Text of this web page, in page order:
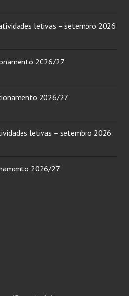
letivas – setembro 2026
2026/27
2026/27
letivas – setembro 2026
2026/27